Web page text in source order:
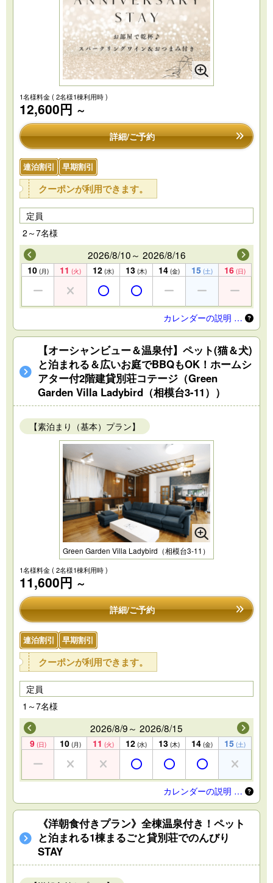
1名様料金( 2名様1棟利用時 )
12,600円 ～
詳細/ご予約
連泊割引 早期割引
クーポンが利用できます。
定員
2～7名様
2026/8/10～ 2026/8/16
10 (月) 11 (火) 12 (水) 13 (木) 14 (金) 15 (土) 16 (日)
カレンダーの説明 …
【オーシャンビュー＆温泉付】ペット(猫＆犬)
と泊まれる＆広いお庭でBBQもOK！ホームシ
アター付2階建貸別荘コテージ（Green
Garden Villa Ladybird（相模台3-11））
【素泊まり（基本）プラン】
Green Garden Villa Ladybird（相模台3-11）
1名様料金( 2名様1棟利用時 )
11,600円 ～
詳細/ご予約
連泊割引 早期割引
クーポンが利用できます。
定員
1～7名様
2026/8/9～ 2026/8/15
9 (日) 10 (月) 11 (火) 12 (水) 13 (木) 14 (金) 15 (土)
カレンダーの説明 …
《洋朝食付きプラン》全棟温泉付き！ペット
と泊まれる1棟まるごと貸別荘でのんびり
STAY